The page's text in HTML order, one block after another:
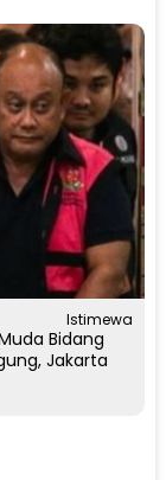
Istimewa
Bidang
Jakarta